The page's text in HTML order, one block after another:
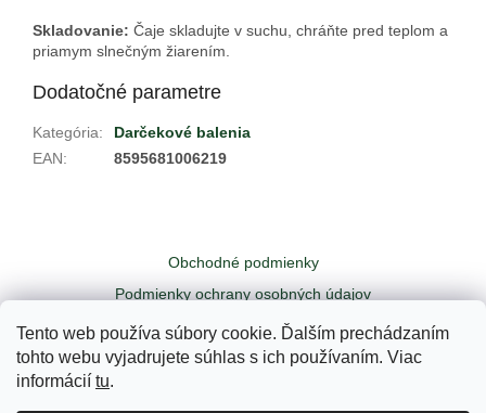
Tento web používa súbory cookie. Ďalším prechádzaním
tohto webu vyjadrujete súhlas s ich používaním. Viac
informácií tu.
Skladovanie: Čaje skladujte v suchu, chráňte pred teplom a
priamym slnečným žiarením.
Dodatočné parametre
Kategória:
Darčekové balenia
EAN: 8595681006219
ä
Obchodné podmienky
Podmienky ochrany osobných údajov
Odstúpiť od zmluvy tu
Kontakty